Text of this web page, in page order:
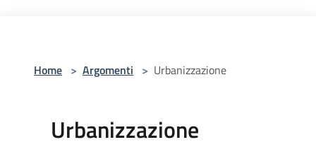
Home > Argomenti > Urbanizzazione
Urbanizzazione